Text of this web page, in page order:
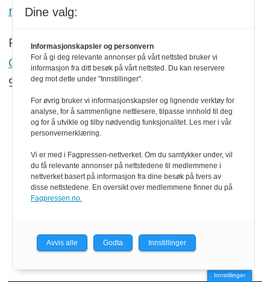
redaksjonen@trenytt.no
Redaktør:
Georg Mathisen
90 93 28 97
SNARVEIER
Abonnement
eMagasin
Redaktøransvar
Innstillinger
Dine valg:
Informasjonskapsler og personvern
For å gi deg relevante annonser på vårt nettsted bruker vi
informasjon fra ditt besøk på vårt nettsted. Du kan reservere
deg mot dette under "Innstillinger".
For øvrig bruker vi informasjonskapsler og lignende verktøy for
analyse, for å sammenligne nettlesere, tilpasse innhold til deg
og for å utvikle og tilby nødvendig funksjonalitet. Les mer i vår
personvernerklæring.
Vi er med i Fagpressen-nettverket. Om du samtykker under, vil
du få relevante annonser på nettstedene til medlemmene i
nettverket basert på informasjon fra dine besøk på tvers av
disse nettstedene. En oversikt over medlemmene finner du på
Fagpressen.no.
Avvis alle Godta Innstillinger